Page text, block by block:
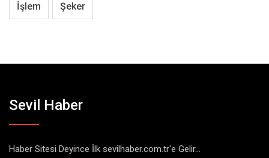
İşlem Şeker
Sevil Haber
Haber Sitesi Deyince İlk sevilhaber.com.tr'e Gelir...